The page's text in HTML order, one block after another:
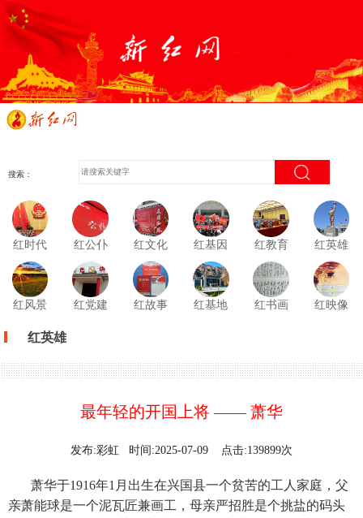
搜索：
红时代 红公仆 红文化 红基因 红教育 红英雄
红风景 红党建 红故事 红基地 红书画 红映像
红英雄
最年轻的开国上将 —— 萧华
发布:彩虹 时间:2025-07-09 点击:139899次
萧华于1916年1月出生在兴国县一个贫苦的工人家庭，父
亲萧能球是一个泥瓦匠兼画工，母亲严招胜是个挑盐的码头